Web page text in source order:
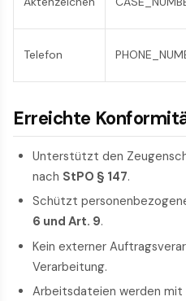
Telefon
Erreichte
Unterstützt den
nach StPO § 147.
Schützt
6 und Art. 9.
Kein externer
Verarbeitung.
Arbeitsdateien werden mit